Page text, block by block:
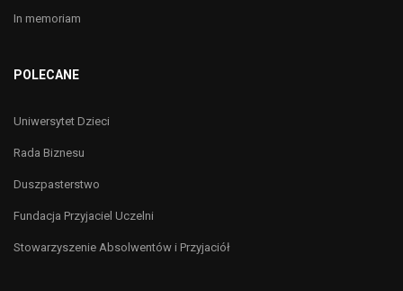
In memoriam
POLECANE
Uniwersytet Dzieci
Rada Biznesu
Duszpasterstwo
Fundacja Przyjaciel Uczelni
Stowarzyszenie Absolwentów i Przyjaciół